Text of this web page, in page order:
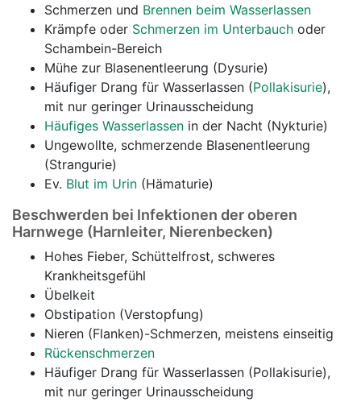
Schmerzen und Brennen beim Wasserlassen
Krämpfe oder Schmerzen im Unterbauch oder
Schambein-Bereich
Mühe zur Blasenentleerung (Dysurie)
Häufiger Drang für Wasserlassen (Pollakisurie),
mit nur geringer Urinausscheidung
Häufiges Wasserlassen in der Nacht (Nykturie)
Ungewollte, schmerzende Blasenentleerung
(Strangurie)
Ev. Blut im Urin (Hämaturie)
Beschwerden bei Infektionen der oberen
Harnwege (Harnleiter, Nierenbecken)
Hohes Fieber, Schüttelfrost, schweres
Krankheitsgefühl
Übelkeit
Obstipation (Verstopfung)
Nieren (Flanken)-Schmerzen, meistens einseitig
Rückenschmerzen
Häufiger Drang für Wasserlassen (Pollakisurie),
mit nur geringer Urinausscheidung